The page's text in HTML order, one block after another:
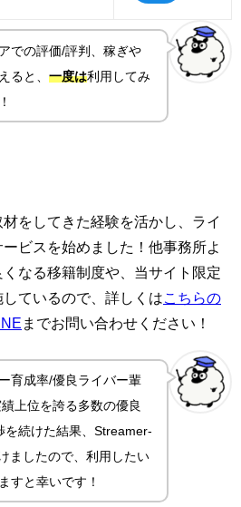
での評価/評判、稼ぎや
ると、一度は利用してみ
をしてきた経験を活かし、ライ
ビスを始めました！他事務所よ
なる移籍制度や、当サイト限定
ているので、詳しくは こちらの
までお問い合わせください！
育成率/優良ライバー輩
上位を誇る多数の優良
を続けた結果、Streamer-
ましたので、利用したい
すと幸いです！